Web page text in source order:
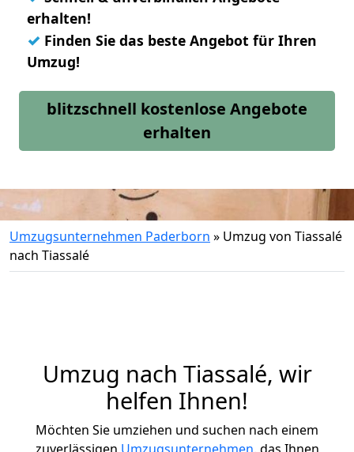
erhalten!
✓ Finden Sie das beste Angebot für Ihren
Umzug!
blitzschnell kostenlose Angebote
erhalten
Umzugsunternehmen Paderborn » Umzug von Tiassalé
nach Tiassalé
Umzug nach Tiassalé, wir
helfen Ihnen!
Möchten Sie umziehen und suchen nach einem